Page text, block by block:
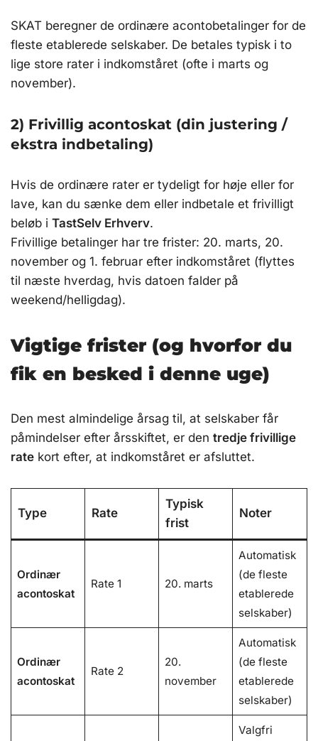
SKAT beregner de ordinære acontobetalinger for de
fleste etablerede selskaber. De betales typisk i to
lige store rater i indkomståret (ofte i marts og
november).
2) Frivillig acontoskat (din justering /
ekstra indbetaling)
Hvis de ordinære rater er tydeligt for høje eller for
lave, kan du sænke dem eller indbetale et frivilligt
beløb i TastSelv Erhverv.
Frivillige betalinger har tre frister: 20. marts, 20.
november og 1. februar efter indkomståret (flyttes
til næste hverdag, hvis datoen falder på
weekend/helligdag).
Vigtige frister (og hvorfor du
fik en besked i denne uge)
Den mest almindelige årsag til, at selskaber får
påmindelser efter årsskiftet, er den tredje frivillige
rate kort efter, at indkomståret er afsluttet.
Type Rate
Typisk
frist
Noter
Ordinær
acontoskat
Rate 1 20. marts
Automatisk
(de fleste
etablerede
selskaber)
Ordinær
acontoskat
Rate 2
20.
november
Automatisk
(de fleste
etablerede
selskaber)
Valgfri